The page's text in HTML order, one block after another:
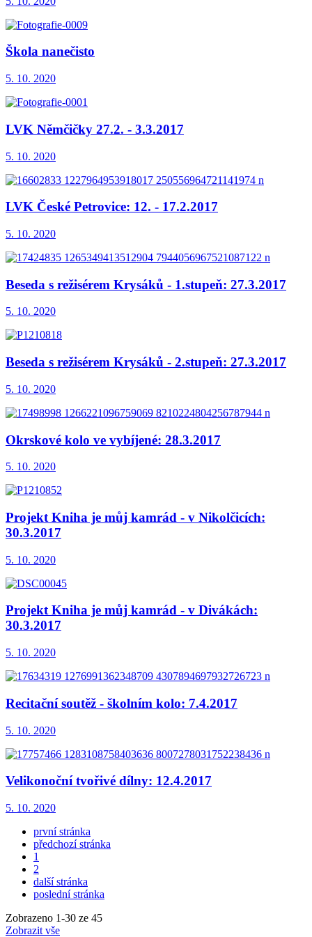
Škola nanečisto
5. 10. 2020
LVK Němčičky 27.2. - 3.3.2017
5. 10. 2020
LVK České Petrovice: 12. - 17.2.2017
5. 10. 2020
Beseda s režisérem Krysáků - 1.stupeň: 27.3.2017
5. 10. 2020
Beseda s režisérem Krysáků - 2.stupeň: 27.3.2017
5. 10. 2020
Okrskové kolo ve vybíjené: 28.3.2017
5. 10. 2020
Projekt Kniha je můj kamrád - v Nikolčicích:
30.3.2017
5. 10. 2020
Projekt Kniha je můj kamrád - v Divákách:
30.3.2017
5. 10. 2020
Recitační soutěž - školním kolo: 7.4.2017
5. 10. 2020
Velikonoční tvořivé dílny: 12.4.2017
5. 10. 2020
první stránka
předchozí stránka
1
2
další stránka
poslední stránka
Zobrazeno 1-30 ze 45
Zobrazit vše